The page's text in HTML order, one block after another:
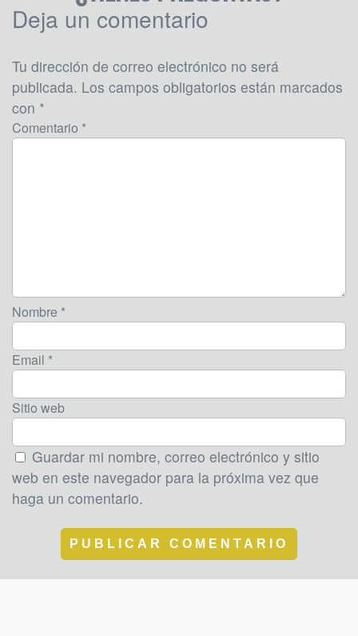
Deja un comentario
Tu dirección de correo electrónico no será
publicada. Los campos obligatorios están marcados
con *
Comentario *
Nombre *
Email *
Sitio web
Guardar mi nombre, correo electrónico y sitio
web en este navegador para la próxima vez que
haga un comentario.